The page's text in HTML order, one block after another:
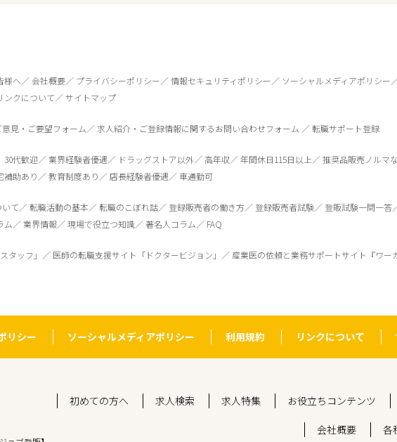
0件
様へ 会社概要 プライバシーポリシー 情報セキュリティポリシー ソーシャルメディアポリシー
ンクについて サイトマップ
見・ご要望フォーム 求人紹介・ご登録情報に関するお問い合わせフォーム 転職サポート登録
30代歓迎 業界経験者優遇 ドラッグストア以外 高年収 年間休日115日以上 推奨品販売ノルマ
補助あり 教育制度あり 店長経験者優遇 車通勤可
て 転職活動の基本 転職のこぼれ話 登録販売者の働き方 登録販売者試験 登販試験一問一答
ム 業界情報 現場で役立つ知識 著名人コラム FAQ
タッフ」 医師の転職支援サイト「ドクタービジョン」
産業医の依頼と業務サポートサイト『ワー
リシー ソーシャルメディアポリシー 利用規約 リンクについて
初めての方へ 求人検索 求人特集 お役立ちコンテンツ
会社概要 各